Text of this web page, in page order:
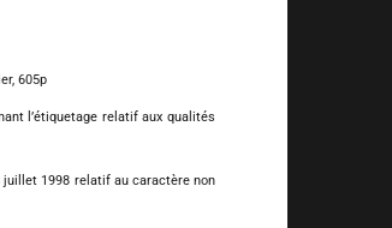
605p
l’étiquetage relatif aux qualités
1998 relatif au caractère non